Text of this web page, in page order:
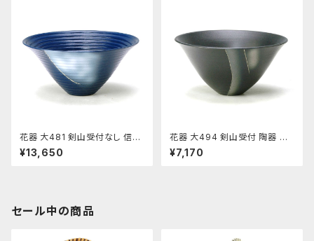
花器 大481 剣山受付なし 信楽
陶土使用 陶器 水盤 花瓶 フラワ
ーベース
¥13,650
花器 大494 剣山受付 陶器 水
盤 花瓶 フラワーベース
¥7,170
セール中の商品